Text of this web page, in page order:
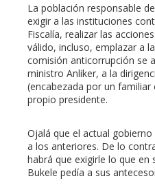
La población responsable
exigir a las instituciones
Fiscalía, realizar las
válido, incluso, emplazar a
comisión anticorrupción se
ministro Anliker, a la
(encabezada por un familiar
propio presidente.
Ojalá que el actual
a los anteriores. De lo
habrá que exigirle lo que en
Bukele pedía a sus